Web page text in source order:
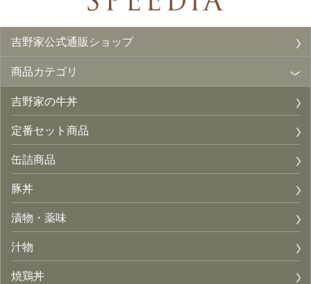
吉野家公式通販ショップ
商品カテゴリ
吉野家の牛丼
定番セット商品
缶詰商品
豚丼
漬物・薬味
汁物
焼鶏丼